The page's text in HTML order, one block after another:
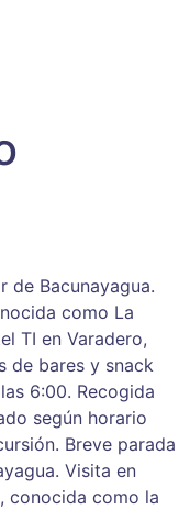
de Bacunayagua.
como La
TI en Varadero,
de bares y snack
6:00. Recogida
según horario
Breve parada
Visita en
conocida como la